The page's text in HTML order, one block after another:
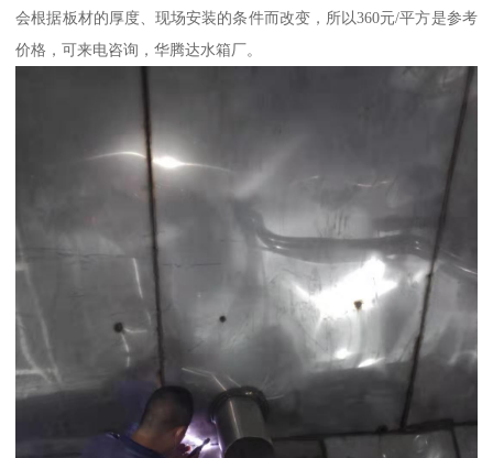
会根据板材的厚度、现场安装的条件而改变，所以360元/平方是参考
价格，可来电咨询，华腾达水箱厂。